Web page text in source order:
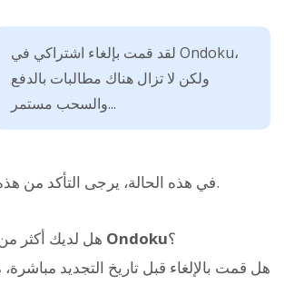
لقد قمت بإلغاء اشتراكي في Ondoku،
ولكن لا تزال هناك مطالبات بالدفع
والسحب مستمر...
في هذه الحالة، يرجى التأكد من هذه الأمور الثلاثة أولاً.
هل لديك أكثر حساب في Ondoku؟
هل قمت بالإلغاء قبل تاريخ التجديد